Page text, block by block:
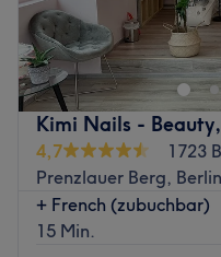
Kimi Nails -
4,7
1723
Prenzlauer Berg, Berlin
+ French (zubuchbar)
15 Min.